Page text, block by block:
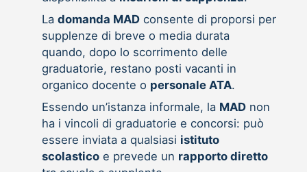
La domanda MADconsente di proporsi per
supplenze di breve o media durata
quando, dopo lo scorrimento delle
graduatorie, restano posti vacanti in
organico docente o personale ATA.
Essendo un’istanza informale, la MADnon
ha i vincoli di graduatorie e concorsi: può
essere inviata a qualsiasi istituto
scolasticoe prevede un rapporto diretto